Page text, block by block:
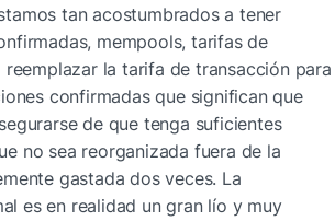
tan acostumbrados a tener
mempools, tarifas de
la tarifa de transacción para
confirmadas que significan que
de que tenga suficientes
no sea reorganizada fuera de la
gastada dos veces. La
es en realidad un gran lío y muy